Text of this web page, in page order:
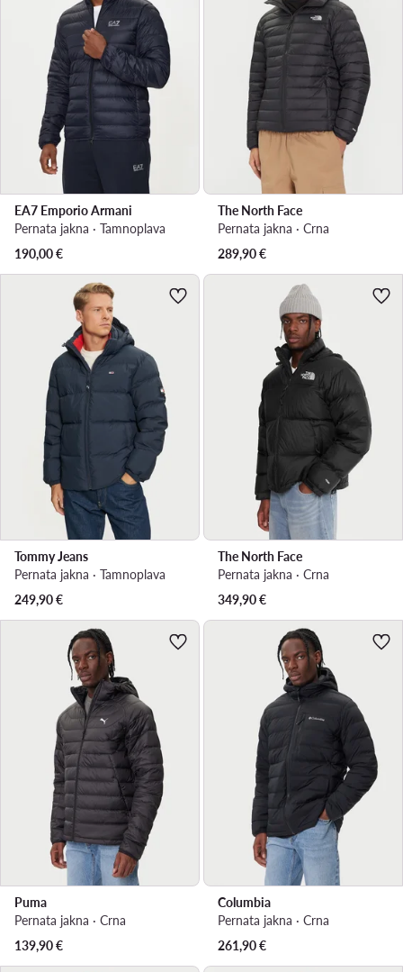
EA7 Emporio Armani
Pernata jakna · Tamnoplava
190,00€
The North Face
Pernata jakna · Crna
289,90€
Tommy Jeans
Pernata jakna · Tamnoplava
249,90€
The North Face
Pernata jakna · Crna
349,90€
Puma
Pernata jakna · Crna
139,90€
Columbia
Pernata jakna · Crna
261,90€